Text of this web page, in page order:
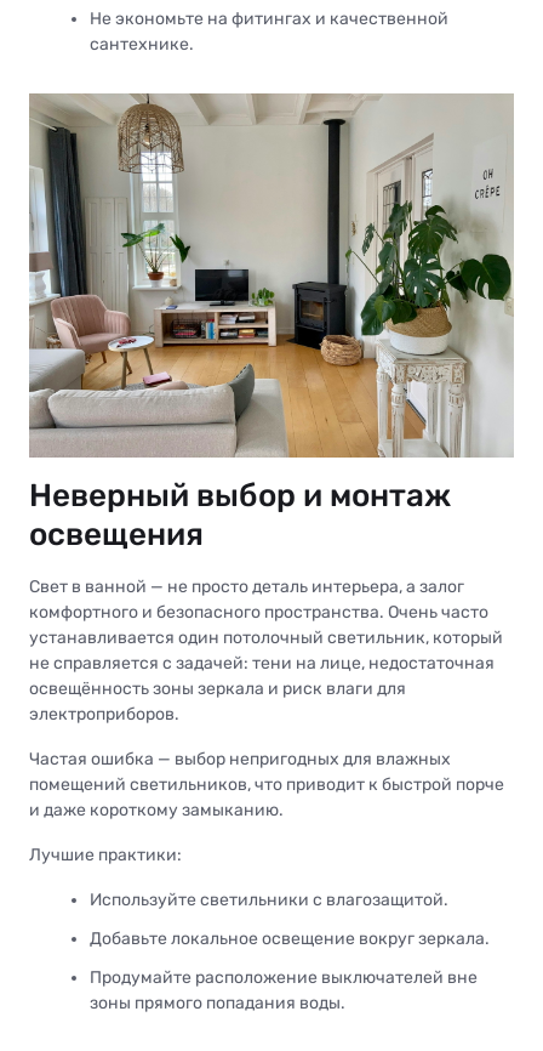
Не экономьте на фитингах и качественной
сантехнике.
Неверный выбор и монтаж
освещения
Свет в ванной — не просто деталь интерьера, а залог
комфортного и безопасного пространства. Очень часто
устанавливается один потолочный светильник, который
не справляется с задачей: тени на лице, недостаточная
освещённость зоны зеркала и риск влаги для
электроприборов.
Частая ошибка — выбор непригодных для влажных
помещений светильников, что приводит к быстрой порче
и даже короткому замыканию.
Лучшие практики:
Используйте светильники с влагозащитой.
Добавьте локальное освещение вокруг зеркала.
Продумайте расположение выключателей вне
зоны прямого попадания воды.